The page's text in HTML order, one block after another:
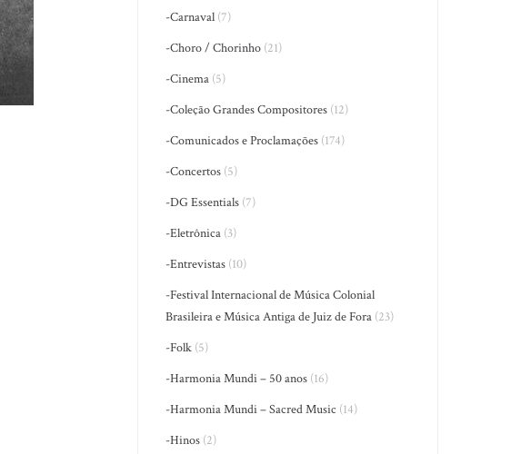
-Carnaval (7)
-Choro / Chorinho (21)
-Cinema (5)
-Coleção Grandes Compositores (12)
-Comunicados e Proclamações (174)
-Concertos (5)
-DG Essentials (7)
-Eletrônica (3)
-Entrevistas (10)
-Festival Internacional de Música Colonial
Brasileira e Música Antiga de Juiz de Fora (23)
-Folk (5)
-Harmonia Mundi – 50 anos (16)
-Harmonia Mundi – Sacred Music (14)
-Hinos (2)